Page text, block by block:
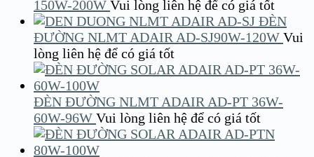
150W-200W Vui lòng liên hệ để có giá tốt
ĐÈN
ĐƯỜNG NLMT ADAIR AD-SJ90W-120W Vui
lòng liên hệ để có giá tốt
ĐÈN ĐƯỜNG NLMT ADAIR AD-PT 36W-
60W-96W Vui lòng liên hệ để có giá tốt